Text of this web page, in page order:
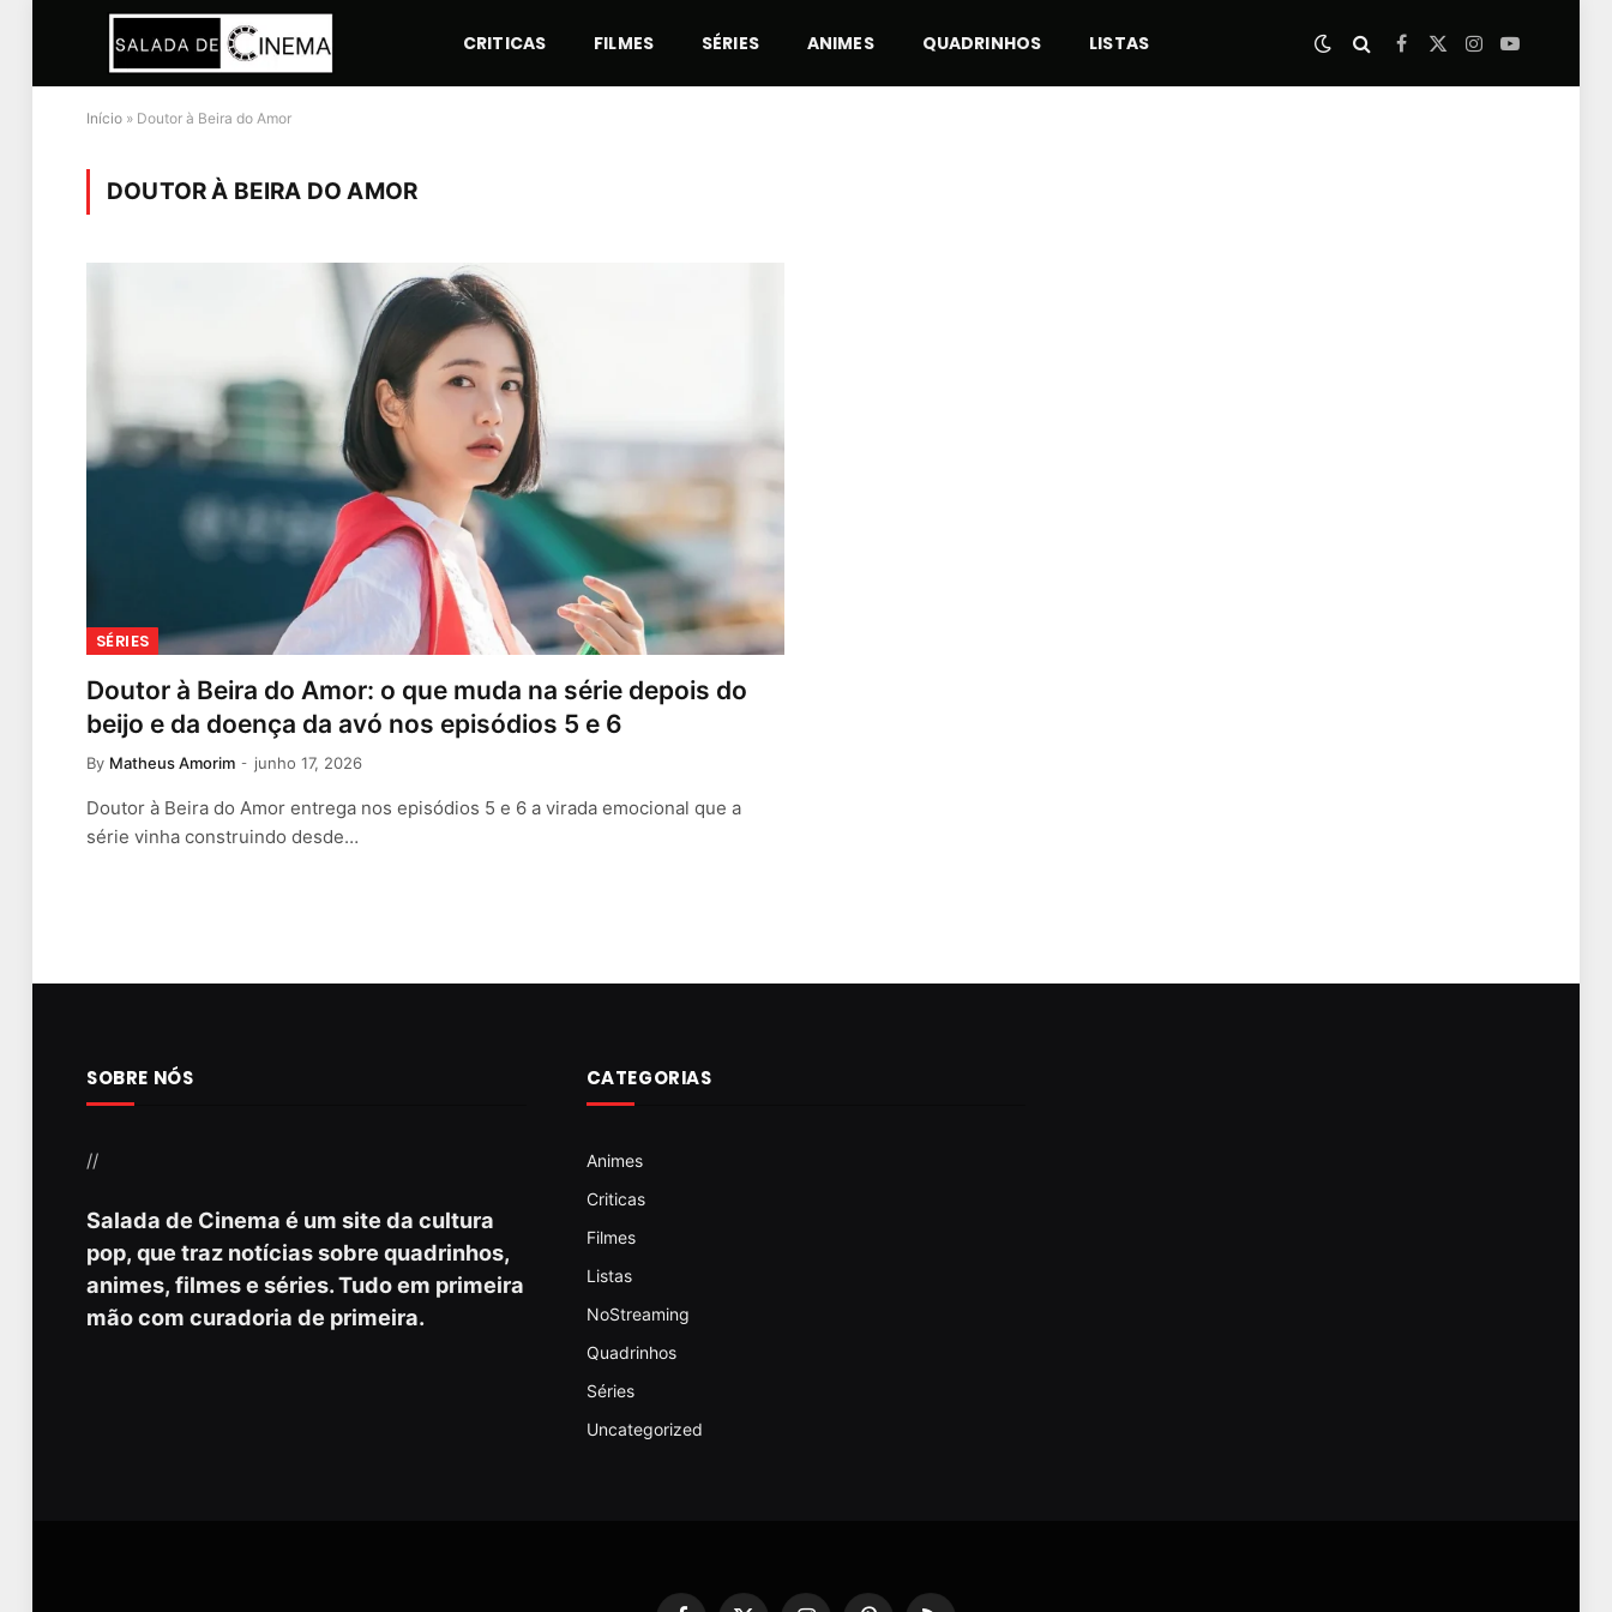
CRITICAS FILMES SÉRIES ANIMES QUADRINHOS LISTAS Facebook
X
Instagram
YouTube
Início » Doutor à Beira do Amor
DOUTOR À BEIRA DO AMOR
SÉRIES
Doutor à Beira do Amor: o que muda na série depois do
beijo e da doença da avó nos episódios 5 e 6
By Matheus Amorim junho 17, 2026
Doutor à Beira do Amor entrega nos episódios 5 e 6 a virada emocional que a
série vinha construindo desde…
SOBRE NÓS
//
Salada de Cinema é um site da cultura
pop, que traz notícias sobre quadrinhos,
animes, filmes e séries. Tudo em primeira
mão com curadoria de primeira.
CATEGORIAS
Animes
Criticas
Filmes
Listas
NoStreaming
Quadrinhos
Séries
Uncategorized